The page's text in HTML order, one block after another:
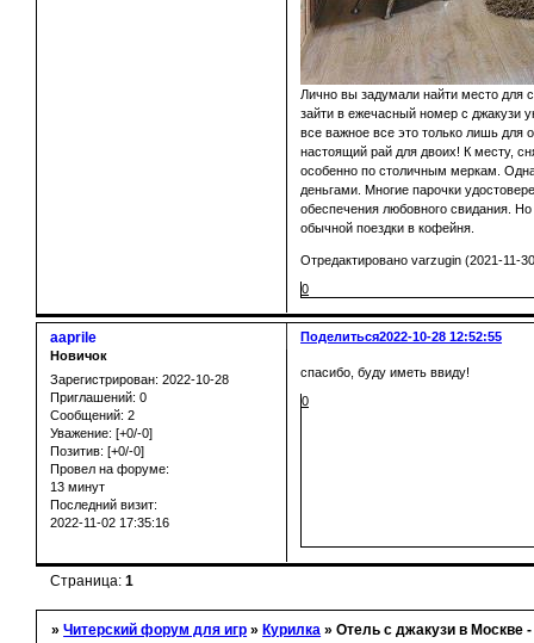
Лично вы задумали найти место для
зайти в ежечасный номер с джакузи
все важное все это только лишь для
настоящий рай для двоих! К месту,
особенно по столичным меркам.
деньгами. Многие парочки
обеспечения любовного свидания.
обычной поездки в кофейня.
Отредактировано varzugin (2021-11-
0
Поделиться2022-10-28 12:52:55
aaprile
Новичок
Зарегистрирован: 2022-10-28
Приглашений: 0
Сообщений: 2
Уважение: [+0/-0]
Позитив: [+0/-0]
Провел на форуме:
13 минут
Последний визит:
2022-11-02 17:35:16
спасибо, буду иметь ввиду!
0
Страница:1
»Читерский форум для игр » Курилка »Отель с джакузи в Москве